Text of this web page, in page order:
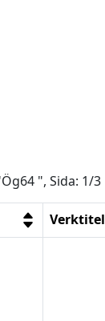
", Sida: 1/3
Verktitel